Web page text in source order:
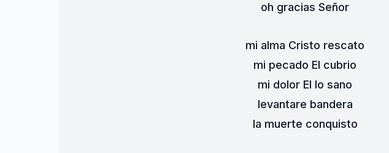
oh gracias Señor
mi alma Cristo rescato
mi pecado El cubrio
mi dolor El lo sano
levantare bandera
la muerte conquisto